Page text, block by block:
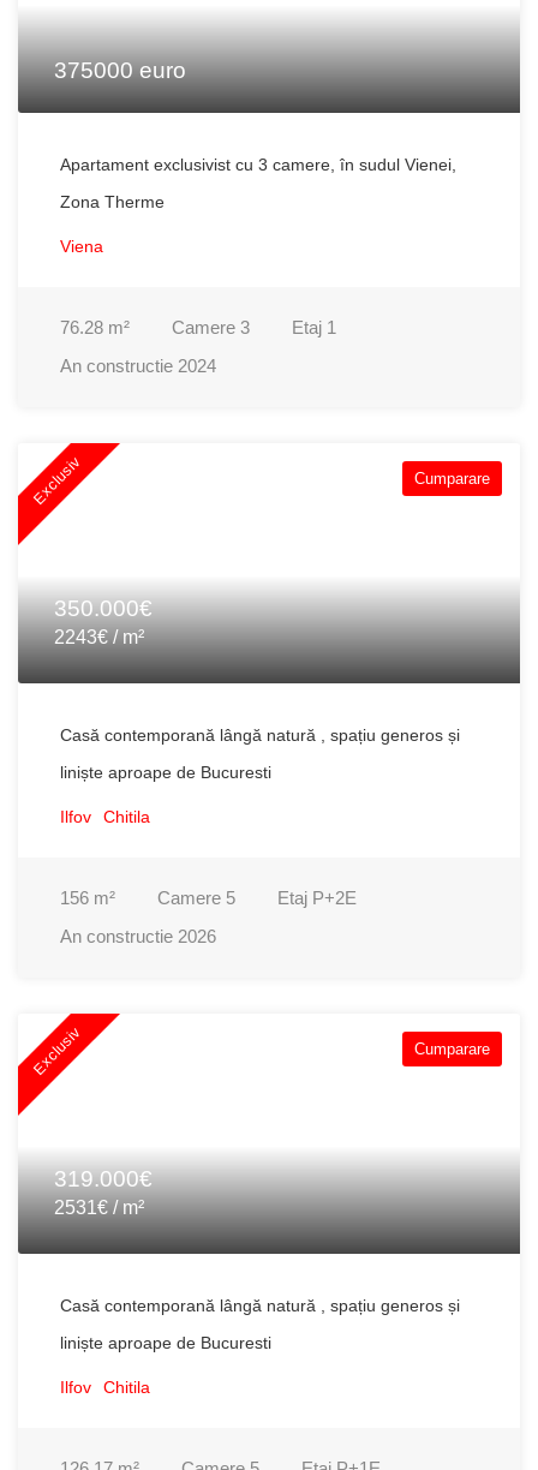
375000 euro
Apartament exclusivist cu 3 camere, în sudul Vienei,
Zona Therme
Viena
76.28 m² Camere 3 Etaj 1
An constructie 2024
Exclusiv Cumparare
350.000€
2243€ / m²
Casă contemporană lângă natură , spațiu generos și
liniște aproape de Bucuresti
Ilfov Chitila
156 m² Camere 5 Etaj P+2E
An constructie 2026
Exclusiv Cumparare
319.000€
2531€ / m²
Casă contemporană lângă natură , spațiu generos și
liniște aproape de Bucuresti
Ilfov Chitila